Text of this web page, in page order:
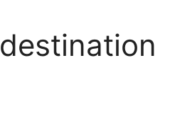
destination